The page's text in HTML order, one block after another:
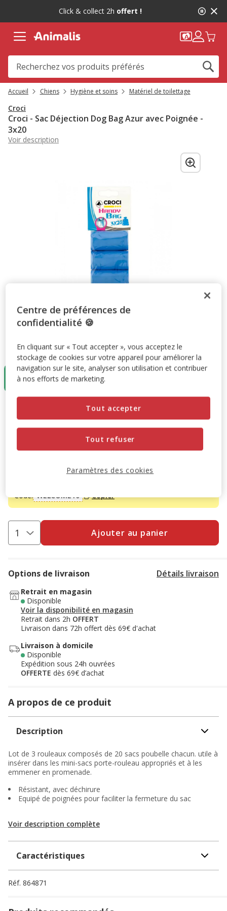
message,
Click & collect 2h offert !
Accueil Chiens Hygiène et soins Matériel de toilettage
Croci
Croci - Sac Déjection Dog Bag Azur avec Poignée -
3x20
Voir description
Taille:3x20
3x20
2.50€
Promotion disponible
Animalis. Offre non cumulable aux autres promotions en
Code: WELCOME10 Copier
Ajouter au panier
Options de livraison Détails livraison
Retrait en magasin
Disponible
Voir la disponibilité en magasin
Retrait dans 2h OFFERT
Livraison dans 72h offert dès 69€ d'achat
Livraison à domicile
Disponible
Expédition sous 24h ouvrées
OFFERTE dès 69€ d’achat
A propos de ce produit
Description
Lot de 3 rouleaux composés de 20 sacs poubelle chacun. utile à
insérer dans les mini-sacs porte-rouleau appropriés et à les
emmener en promenade.
Résistant, avec déchirure
Equipé de poignées pour faciliter la fermeture du sac
Voir description complète
Caractéristiques
Réf. 864871
Centre de préférences de
confidentialité 🍪
En cliquant sur « Tout accepter », vous acceptez le
stockage de cookies sur votre appareil pour améliorer la
navigation sur le site, analyser son utilisation et contribuer
à nos efforts de marketing.
Tout refuser
Tout accepter
Paramètres des cookies